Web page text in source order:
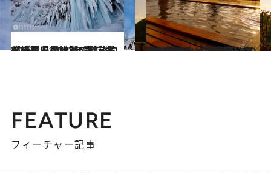
2022.12.17
【山形県 2022年版】 冬の絶景・風物詩6選 アイスブルーの氷瀑の神秘的な光景
旅＆お出かけ 2022.8.17
【2022年】47都道府県の ひとりにいい温泉宿リスト118選！ ～秋田県・山形県篇～
旅＆お出かけ
FEATURE
フィーチャー記事